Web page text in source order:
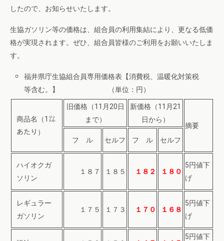
したので、お知らせいたします。
生協ガソリン等の価格は、組合員の利用集結により、更なる低価
格が実現されます。ぜひ、組合員皆様のご利用をお願いいたしま
す。
福井県庁生協組合員専用価格表【消費税、温暖化対策税
等含む。】 （単位：円）
商品名（1㍑
あたり）
旧価格（11月20日
まで）
新価格（11月21
日から）
摘要
フ ル
セルフ フ ル セルフ
ハイオクガ
ソリン
１８７ １８５ １８２ １８０
5円値下
げ
レギュラー
ガソリン
１７５ １７３ １７０ １６８
5円値下
げ
5円値下